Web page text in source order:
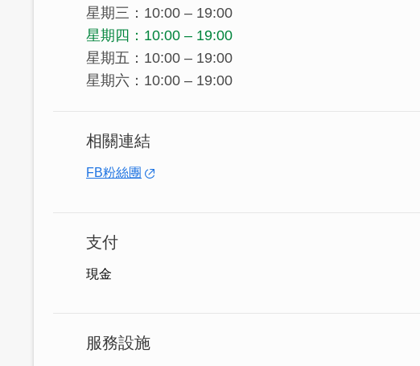
星期三：10:00 – 19:00
星期四：10:00 – 19:00
星期五：10:00 – 19:00
星期六：10:00 – 19:00
相關連結
FB粉絲團
支付
現金
服務設施